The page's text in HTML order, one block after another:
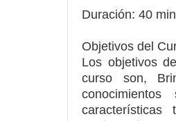
Duración: 40 min
Objetivos del
Los objetivos
curso son,
características